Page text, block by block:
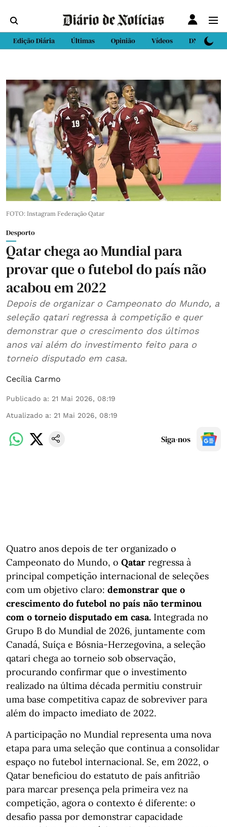
Edição Diária Últimas Opinião Vídeos DN Sport
FOTO: Instagram Federação Qatar
Desporto
Qatar chega ao Mundial para
provar que o futebol do país não
acabou em 2022
Depois de organizar o Campeonato do Mundo, a
seleção qatari regressa à competição e quer
demonstrar que o crescimento dos últimos
anos vai além do investimento feito para o
torneio disputado em casa.
Cecília Carmo
Publicado a: 21 Mai 2026, 08:19
Atualizado a: 21 Mai 2026, 08:19
Siga-nos
Quatro anos depois de ter organizado o
Campeonato do Mundo, o Qatar regressa à
principal competição internacional de seleções
com um objetivo claro: demonstrar que o
crescimento do futebol no país não terminou
com o torneio disputado em casa. Integrada no
Grupo B do Mundial de 2026, juntamente com
Canadá, Suíça e Bósnia-Herzegovina, a seleção
qatari chega ao torneio sob observação,
procurando confirmar que o investimento
realizado na última década permitiu construir
uma base competitiva capaz de sobreviver para
além do impacto imediato de 2022.
A participação no Mundial representa uma nova
etapa para uma seleção que continua a consolidar
espaço no futebol internacional. Se, em 2022, o
Qatar beneficiou do estatuto de país anfitrião
para marcar presença pela primeira vez na
competição, agora o contexto é diferente: o
desafio passa por demonstrar capacidade